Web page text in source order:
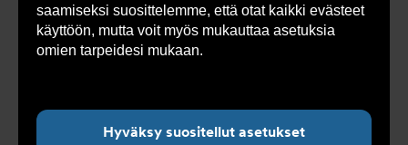
saamiseksi suosittelemme, että otat kaikki evästeet
käyttöön, mutta voit myös mukauttaa asetuksia
omien tarpeidesi mukaan.
Hyväksy suositellut asetukset
Istukkatakaiskuventtiili AT 1161-
>
Istukkatakaiskuventtiili AT 1161-80